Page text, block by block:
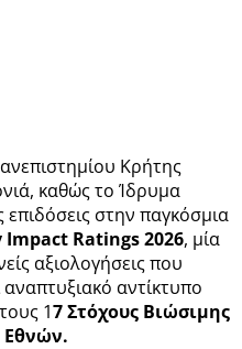
Κρήτης
καθώς το Ίδρυμα
επιδόσεις στην παγκόσμια
Ratings 2026, μία
αξιολογήσεις που
αντίκτυπο
17 Στόχους Βιώσιμης